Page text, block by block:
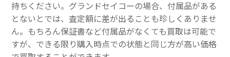
持ちください。グランドセイコーの場合、付属品がある
とないとでは、査定額に差が出ることも珍しくありませ
ん。もちろん保証書など付属品がなくても買取は可能で
すが、できる限り購入時点での状態と同じ方が高い価格